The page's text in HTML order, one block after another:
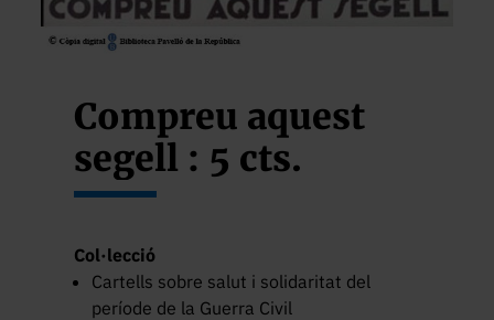
Compreu aquest
segell : 5 cts.
Col·lecció
Cartells sobre salut i solidaritat del
període de la Guerra Civil